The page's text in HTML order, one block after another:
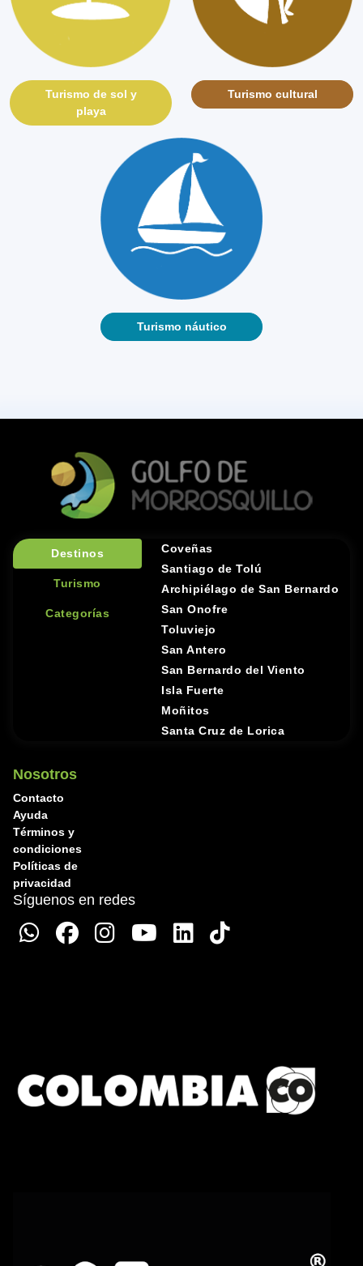
Turismo de sol y
playa
Turismo cultural
Turismo náutico
Destinos
Turismo
Categorías
Coveñas
Santiago de Tolú
Archipiélago de San Bernardo
San Onofre
Toluviejo
San Antero
San Bernardo del Viento
Isla Fuerte
Moñitos
Santa Cruz de Lorica
Nosotros
Contacto
Ayuda
Términos y
condiciones
Políticas de
privacidad
Síguenos en redes